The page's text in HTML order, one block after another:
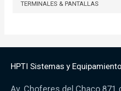
TERMINALES & PANTALLAS
HPTI Sistemas y
Av. Choferes del Chaco 871